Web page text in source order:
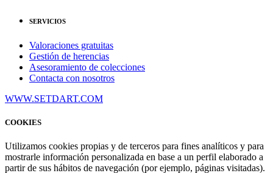
SERVICIOS
Valoraciones gratuitas
Gestión de herencias
Asesoramiento de colecciones
Contacta con nosotros
WWW.SETDART.COM
COOKIES
Utilizamos cookies propias y de terceros para fines analíticos y para
mostrarle información personalizada en base a un perfil elaborado a
partir de sus hábitos de navegación (por ejemplo, páginas visitadas).